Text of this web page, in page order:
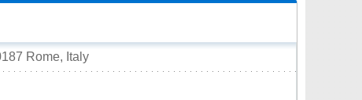
Rome, Italy